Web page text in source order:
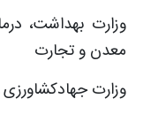
وزارت بهداشت،
معدن و تجارت
وزارت